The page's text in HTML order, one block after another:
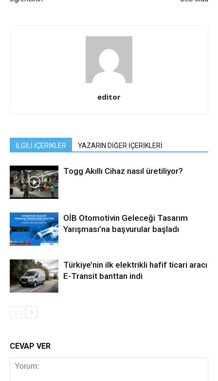
editor
İLGİLİ İÇERİKLER YAZARIN DİĞER İÇERİKLERİ
Togg Akıllı Cihaz nasıl üretiliyor?
OİB Otomotivin Geleceği Tasarım
Yarışması’na başvurular başladı
Türkiye’nin ilk elektrikli hafif ticari aracı
E-Transit banttan indi
CEVAP VER